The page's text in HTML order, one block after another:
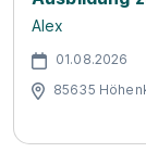
Alex
01.08.2026
85635